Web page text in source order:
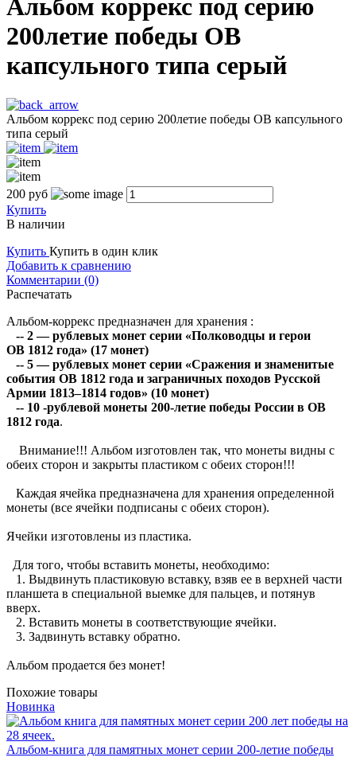
Альбом коррекс под серию
200летие победы ОВ
капсульного типа серый
Альбом коррекс под серию 200летие победы ОВ капсульного
типа серый
200 руб
Купить
В наличии
Купить Купить в один клик
Добавить к сравнению
Комментарии (0)
Распечатать
Альбом-коррекс предназначен для хранения :
-- 2 — рублевых монет серии «Полководцы и герои
ОВ 1812 года» (17 монет)
-- 5 — рублевых монет серии «Сражения и знаменитые
события ОВ 1812 года и заграничных походов Русской
Армии 1813–1814 годов» (10 монет)
-- 10 -рублевой монеты 200-летие победы России в ОВ
1812 года.
Внимание!!! Альбом изготовлен так, что монеты видны с
обеих сторон и закрыты пластиком с обеих сторон!!!
Каждая ячейка предназначена для хранения определенной
монеты (все ячейки подписаны с обеих сторон).
Ячейки изготовлены из пластика.
Для того, чтобы вставить монеты, необходимо:
1. Выдвинуть пластиковую вставку, взяв ее в верхней части
планшета в специальной выемке для пальцев, и потянув
вверх.
2. Вставить монеты в соответствующие ячейки.
3. Задвинуть вставку обратно.
Альбом продается без монет!
Похожие товары
Новинка
Альбом-книга для памятных монет серии 200-летие победы